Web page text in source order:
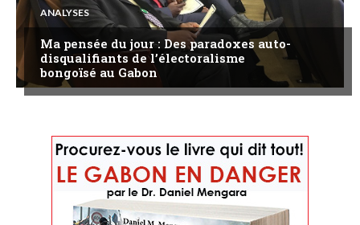
ANALYSES
Ma pensée du jour : Des paradoxes auto-
disqualifiants de l’électoralisme
bongoïsé au Gabon